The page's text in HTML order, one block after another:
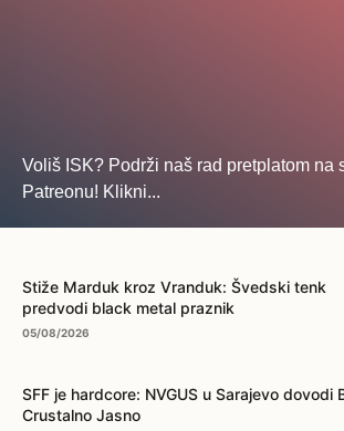
Voliš ISK? Podrži naš rad pretplatom na
Patreonu! Klikni...
Stiže Marduk kroz Vranduk: Švedski tenk
predvodi black metal praznik
05/08/2026
SFF je hardcore: NVGUS u Sarajevo dovodi
Crustalno Jasno